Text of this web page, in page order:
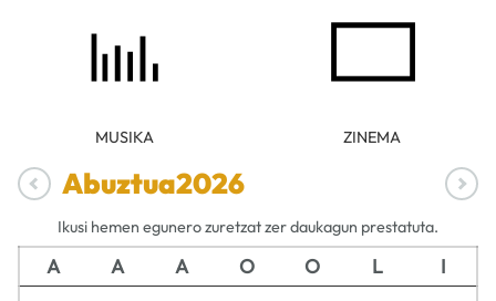
MUSIKA ZINEMA
Abuztua2026
Ikusi hemen egunero zuretzat zer daukagun prestatuta.
A A A O O L I